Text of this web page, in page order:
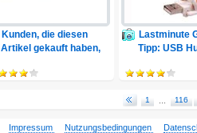
Kunden, die diesen
Artikel gekauft haben,
Lastminute
Tipp: USB
1 116
Impressum Nutzungsbedingungen